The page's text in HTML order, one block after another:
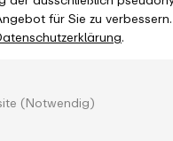
für Sie zu verbessern.
.
(Notwendig)